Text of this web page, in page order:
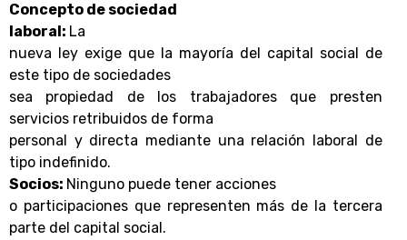
Concepto de sociedad
laboral: La
nueva ley exige que la mayoría del capital social de
este tipo de sociedades
sea propiedad de los trabajadores que presten
servicios retribuidos de forma
personal y directa mediante una relación laboral de
tipo indefinido.
Socios: Ninguno puede tener acciones
o participaciones que representen más de la tercera
parte del capital social.